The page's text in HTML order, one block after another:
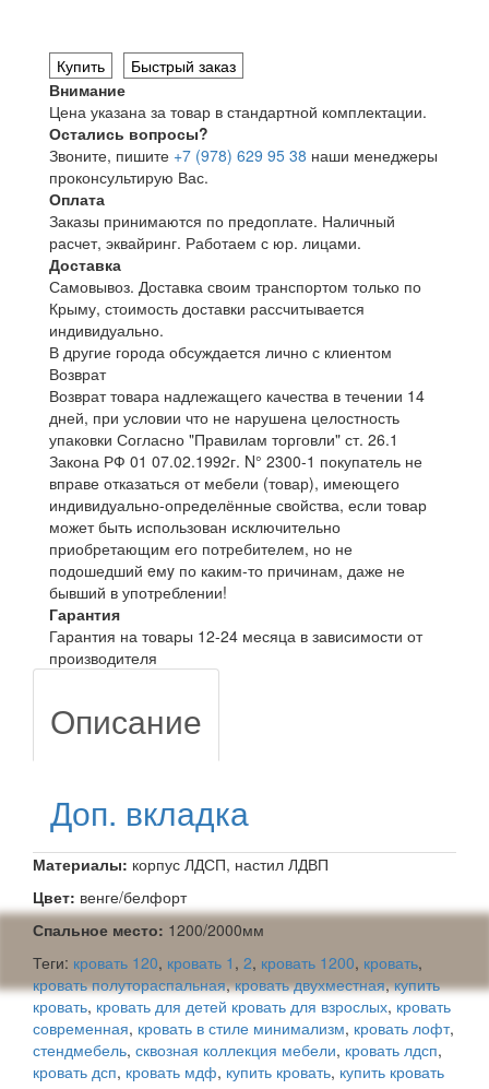
Купить
Быстрый заказ
Внимание
Цена указана за товар в стандартной комплектации.
Остались вопросы?
Звоните, пишите +7 (978) 629 95 38 наши менеджеры
проконсультирую Вас.
Оплата
Заказы принимаются по предоплате. Наличный
расчет, эквайринг. Работаем с юр. лицами.
Доставка
Самовывоз. Доставка своим транспортом только по
Крыму, стоимость доставки рассчитывается
индивидуально.
В другие города обсуждается лично с клиентом
Возврат
Возврат товара надлежащего качества в течении 14
дней, при условии что не нарушена целостность
упаковки Согласно "Правилам торговли" ст. 26.1
Закона РФ 01 07.02.1992г. N° 2300-1 покупатель не
вправе отказаться от мебели (товар), имеющего
индивидуально-определённые свойства, если товар
может быть использован исключительно
приобретающим его потребителем, но не
подошедший eмy по каким-то причинам, даже не
бывший в употреблении!
Гарантия
Гарантия на товары 12-24 месяца в зависимости от
производителя
Описание
Доп. вкладка
Материалы: корпус ЛДСП, настил ЛДВП
Цвет: венге/белфорт
Спальное место: 1200/2000мм
Теги: кровать 120, кровать 1 , 2, кровать 1200, кровать,
кровать полутораспальная,кровать двухместная,купить
кровать, кровать для детей кровать для взрослых, кровать
современная, кровать в стиле минимализм, кровать лофт,
стендмебель, сквозная коллекция мебели, кровать лдсп,
кровать дсп, кровать мдф, купить кровать, купить кровать